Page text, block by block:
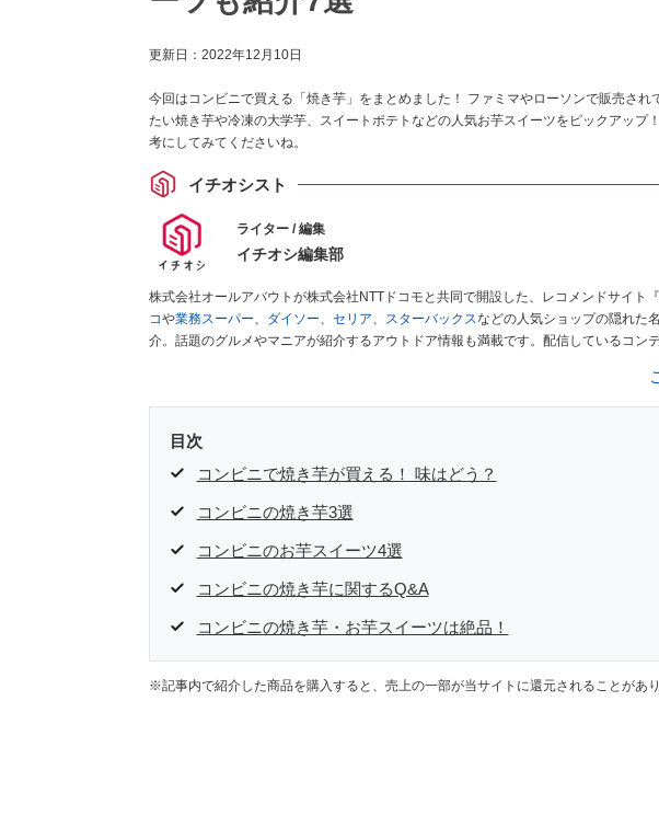
更新日： 2022年12月10日
今回はコンビニで買える「焼き芋」をまとめました！ ファミマやローソンで販売さ
たい焼き芋や冷凍の大学芋、スイートポテトなどの人気お芋スイーツをピックアップ
考にしてみてくださいね。
イチオシスト
ライター / 編集
イチオシ編集部
株式会社オールアバウトが株式会社NTTドコモと共同で開設した、レコメンドサイト
コや業務スーパー、 ダイソー、 セリア、 スターバックスなどの人気ショップの隠れた
介。話題のグルメやマニアが紹介するアウトドア情報も満載です。配信しているコン
目次
コンビニで焼き芋が買える！ 味はどう？
コンビニの焼き芋3選
コンビニのお芋スイーツ4選
コンビニの焼き芋に関するQ&A
コンビニの焼き芋・お芋スイーツは絶品！
※記事内で紹介した商品を購入すると、売上の一部が当サイトに還元されることがあり